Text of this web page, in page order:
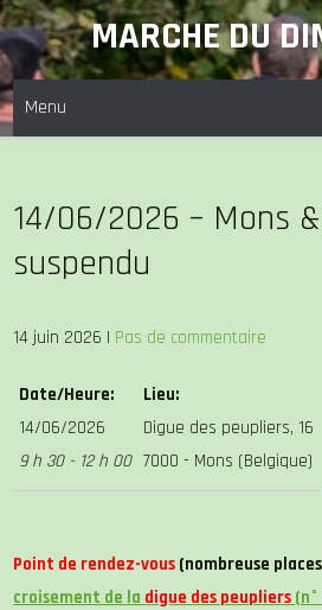
Skip
to
content
MARCHE DU
Menu
14/06/2026 – Mons
suspendu
14 juin 2026 | Pas de commentaire
Date/Heure:
14/06/2026
9 h 30 - 12 h 00
Lieu:
Digue des peupliers, 16
7000 - Mons (Belgique)
Point de rendez-vous (nombreuse
croisement de la digue des peupliers